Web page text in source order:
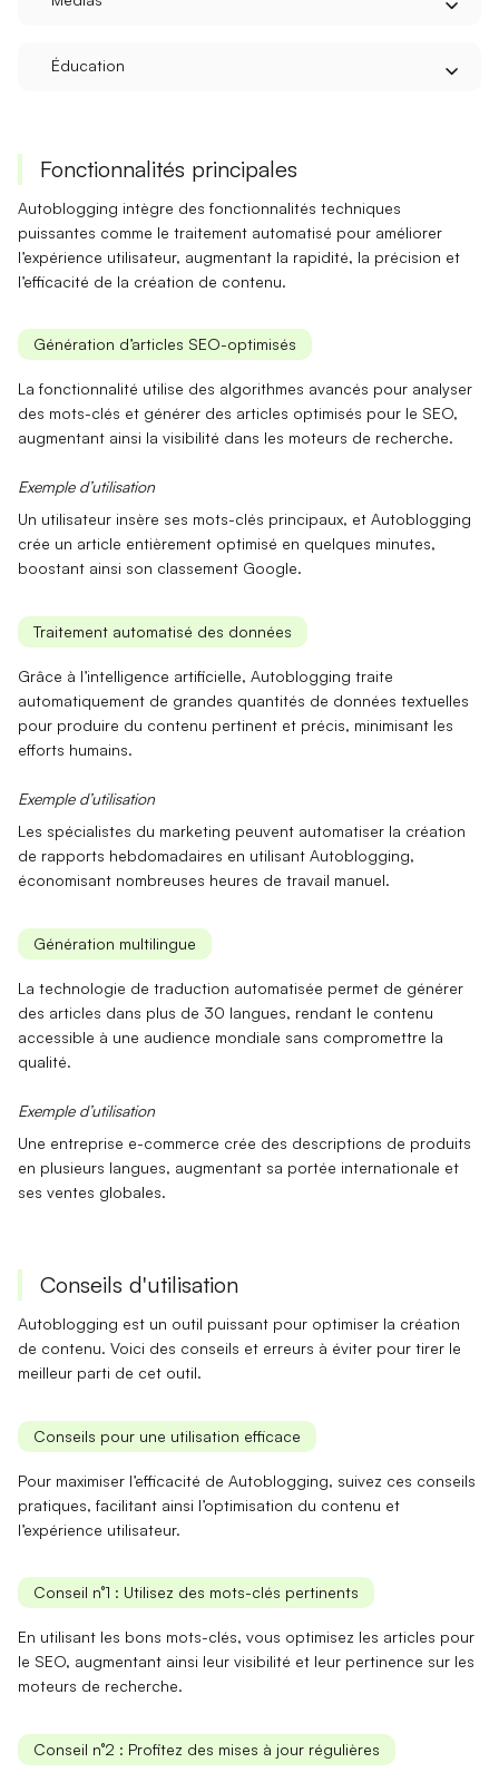
Éducation
Fonctionnalités principales
Autoblogging intègre des fonctionnalités techniques
puissantes comme letraitement automatisé pour améliorer
l’expérience utilisateur, augmentant la rapidité, la précision et
l’efficacité de la création de contenu.
Génération d’articles SEO-optimisés
La fonctionnalité utilise des algorithmes avancés pour analyser
des mots-clés et générer des articles optimisés pour le SEO,
augmentant ainsi la visibilité dans les moteurs de recherche.
Exemple d’utilisation
Un utilisateur insère ses mots-clés principaux, et Autoblogging
crée un article entièrement optimisé en quelques minutes,
boostant ainsi son classement Google.
Traitement automatisé des données
Grâce à l’intelligence artificielle, Autoblogging traite
automatiquement de grandes quantités de données textuelles
pour produire du contenu pertinent et précis, minimisant les
efforts humains.
Exemple d’utilisation
Les spécialistes du marketing peuvent automatiser la création
de rapports hebdomadaires en utilisant Autoblogging,
économisant nombreuses heures de travail manuel.
Génération multilingue
La technologie detraduction automatisée permet de générer
des articles dans plus de 30 langues, rendant le contenu
accessible à une audience mondiale sans compromettre la
qualité.
Exemple d’utilisation
Une entreprise e-commerce crée des descriptions de produits
en plusieurs langues, augmentant sa portée internationale et
ses ventes globales.
Conseils d'utilisation
Autoblogging est un outil puissant pour optimiser la création
de contenu. Voici des conseils et erreurs à éviter pour tirer le
meilleur parti de cet outil.
Conseils pour une utilisation efficace
Pour maximiser l’efficacité de Autoblogging, suivez ces conseils
pratiques, facilitant ainsi l’optimisation du contenu et
l’expérience utilisateur.
Conseil n°1 : Utilisez des mots-clés pertinents
En utilisant les bons mots-clés, vous optimisez les articles pour
le SEO, augmentant ainsi leur visibilité et leur pertinence sur les
moteurs de recherche.
Conseil n°2 : Profitez des mises à jour régulières